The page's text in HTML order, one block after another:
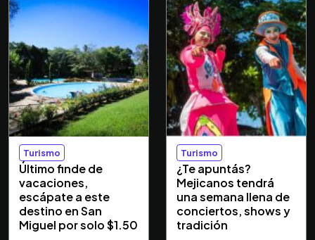
Turismo
Último finde de
vacaciones,
escápate a este
destino en San
Miguel por solo $1.50
Turismo
¿Te apuntás?
Mejicanos tendrá
una semana llena de
conciertos, shows y
tradición